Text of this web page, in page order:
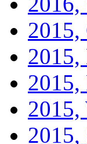
2015,
2015,
2015,
2015,
2015,